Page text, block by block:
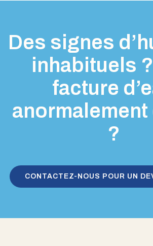
Des signes
inhabituels
facture
anormalement
?
CONTACTEZ-NOUS POUR UN